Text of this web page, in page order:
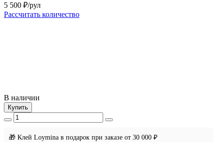
5 500 ₽/рул
Рассчитать количество
В наличии
Купить
🎁 Клей Loymina в подарок при заказе от 30 000 ₽